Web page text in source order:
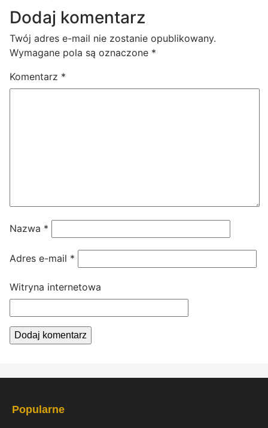
Dodaj komentarz
Twój adres e-mail nie zostanie opublikowany.
Wymagane pola są oznaczone *
Komentarz *
Nazwa *
Adres e-mail *
Witryna internetowa
Popularne